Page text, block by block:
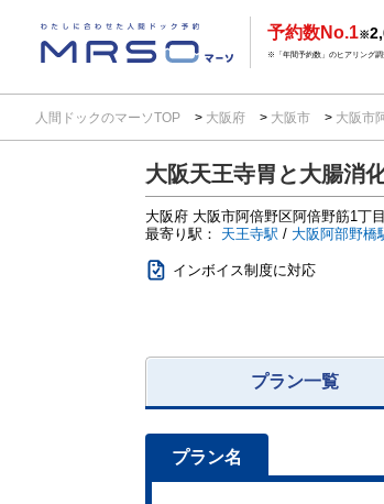
予約数No.1※
※「年間予約数」のヒアリング調
人間ドックのマーソTOP 大阪府 大阪市 大阪市
大阪天王寺胃と大腸消
大阪府 大阪市阿倍野区阿倍野筋1丁
最寄り駅： 天王寺駅 / 大阪阿部野橋
インボイス制度に対応
プラン一覧